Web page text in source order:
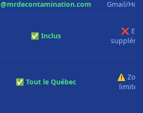
@mrdecontamination.com
Gmail/
✅ Inclus
❌ En
✅ Tout le Québec
⚠️ Zone
limitée